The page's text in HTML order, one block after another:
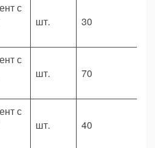
с
шт. 30
с
шт. 70
с
шт. 40